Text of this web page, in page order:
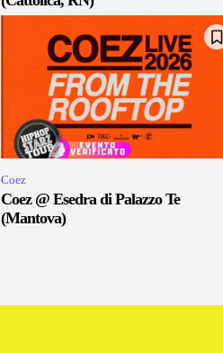
Coez
Coez @ Esedra di Palazzo Te
(Mantova)